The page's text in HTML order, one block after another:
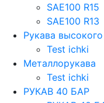
SAE100 R15
SAE100 R13
Рукава
Test ichki
Металлорукава
Test ichki
РУКАВ 40 БАР